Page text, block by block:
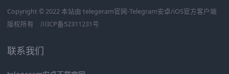
Copyright © 2022 本站由 telegeram官网-Telegram安卓/iOS官方客户端
版权所有
川ICP备52311231号
联系我们